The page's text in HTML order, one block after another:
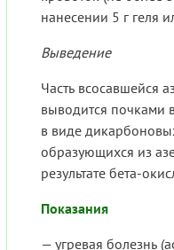
нанесении 5 г геля
Выведение
Часть всосавшейся
выводится почками
в виде
образующихся из
результате бета-
Показания
— угревая болезнь